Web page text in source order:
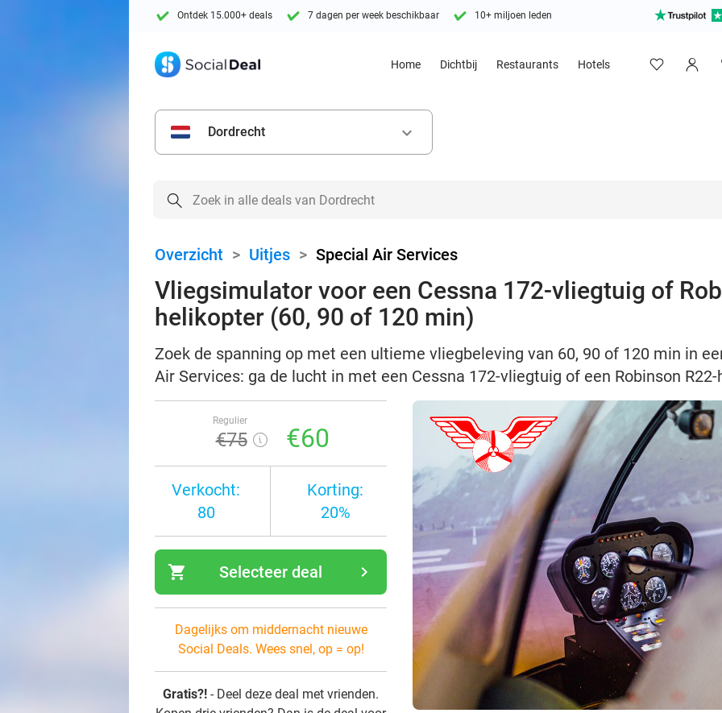
Ontdek 15.000+ deals 7 dagen per week beschikbaar 10+ miljoen leden
Home Dichtbij Restaurants Hotels
Dordrecht keyboard_arrow_down
Overzicht > Uitjes > Special Air Services
Vliegsimulator voor een Cessna 172-vliegtuig of
helikopter (60, 90 of 120 min)
Zoek de spanning op met een ultieme vliegbeleving van 60, 90 of 120 min in
Air Services: ga de lucht in met een Cessna 172-vliegtuig of een Robinson
Regulier
€75 €60
Verkocht:
80
Korting:
20%
shopping_cart navigate_next
Selecteer deal
Dagelijks om middernacht nieuwe
Social Deals. Wees snel, op = op!
Gratis?! - Deel deze deal met vrienden.